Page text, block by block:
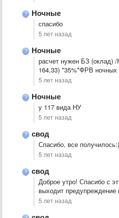
Ночные
спасибо
5 лет назад
Ночные
расчет нужен БЗ (оклад)
164,33) *35%*ФРВ ночных
5 лет назад
Ночные
у 117 вида НУ
5 лет назад
свод
Спасибо, все
5 лет назад
свод
Доброе утро! Спасибо с
выходит предупреждение
5 лет назад